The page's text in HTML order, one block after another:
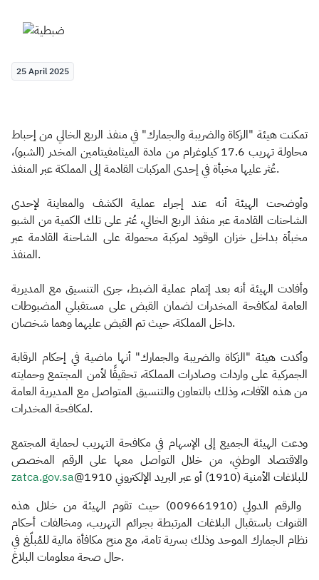
25 April 2025
تمكنت هيئة "الزكاة والضريبة والجمارك" في منفذ الربع الخالي من إحباط
محاولة تهريب 17.6 كيلوغرام من مادة الميثامفيتامين المخدر (الشبو)،
عُثر عليها مخبأة في إحدى المركبات القادمة إلى المملكة عبر المنفذ.
وأوضحت الهيئة أنه عند إجراء عملية الكشف والمعاينة لإحدى
الشاحنات القادمة عبر منفذ الربع الخالي، عُثر على تلك الكمية من الشبو
مخبأة بداخل خزان الوقود لمركبة محمولة على الشاحنة القادمة عبر
المنفذ.
وأفادت الهيئة أنه بعد إتمام عملية الضبط، جرى التنسيق مع المديرية
العامة لمكافحة المخدرات لضمان القبض على مستقبلي المضبوطات
داخل المملكة، حيث تم القبض عليهما وهما شخصان.
وأكدت هيئة "الزكاة والضريبة والجمارك" أنها ماضية في إحكام الرقابة
الجمركية على واردات وصادرات المملكة، تحقيقًا لأمن المجتمع وحمايته
من هذه الآفات، وذلك بالتعاون والتنسيق المتواصل مع المديرية العامة
لمكافحة المخدرات.
ودعت الهيئة الجميع إلى الإسهام في مكافحة التهريب لحماية المجتمع
والاقتصاد الوطني، من خلال التواصل معها على الرقم المخصص
للبلاغات الأمنية (1910) أو عبر البريد الإلكتروني 1910@
zatca.gov.sa
والرقم الدولي (009661910) حيث تقوم الهيئة من خلال هذه
القنوات باستقبال البلاغات المرتبطة بجرائم التهريب، ومخالفات أحكام
نظام الجمارك الموحد وذلك بسرية تامة، مع منح مكافأة مالية للمُبلّغ في
حال صحة معلومات البلاغ.